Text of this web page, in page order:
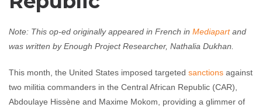
Note: This op-ed originally appeared in French in Mediapartand
was written by Enough Project Researcher, Nathalia Dukhan.
This month, the United States imposed targeted sanctions against
two militia commanders in the Central African Republic (CAR),
Abdoulaye Hissène and Maxime Mokom, providing a glimmer of